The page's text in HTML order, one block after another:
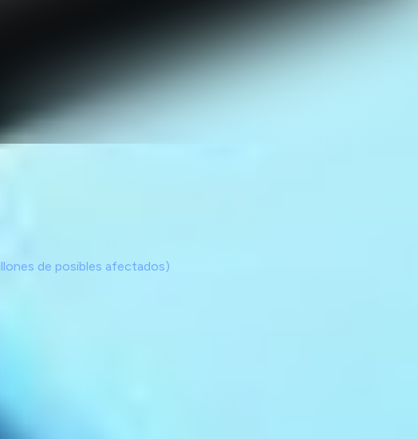
de posibles afectados)